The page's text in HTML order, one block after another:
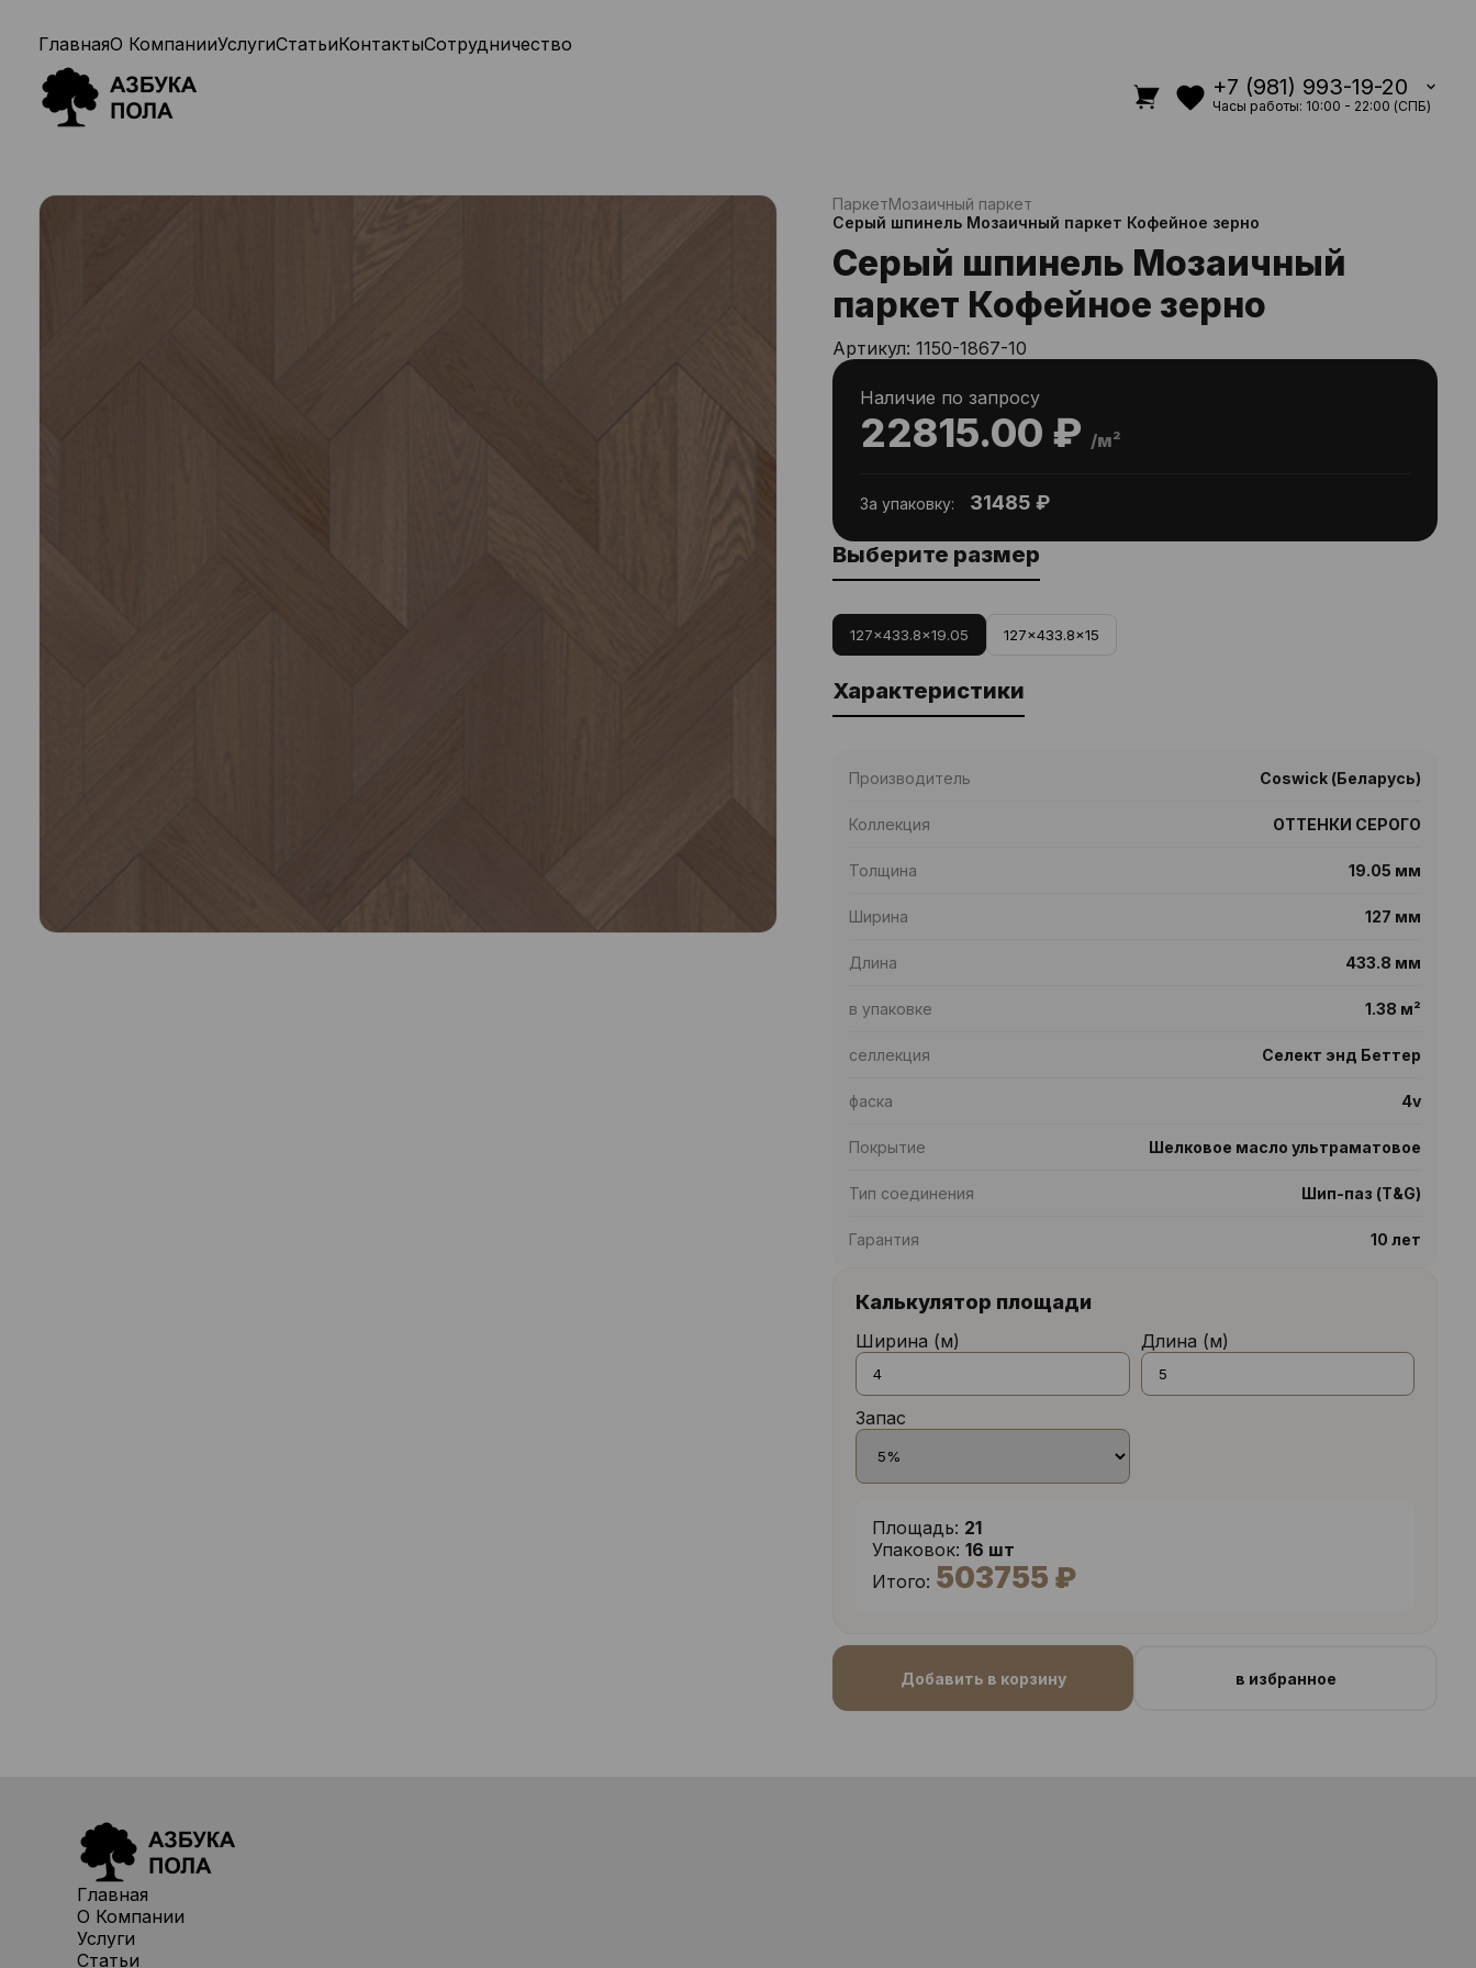
+7 (981) 993-19-20
Часы работы: 10:00 - 22:00 (СПБ)
ГлавнаяО КомпанииУслугиСтатьиКонтактыСотрудничество
ПаркетМозаичный паркет
Серый шпинель Мозаичный паркет Кофейное зерно
Серый шпинель Мозаичный
паркет Кофейное зерно
Артикул:1150-1867-10
22815.00 ₽ /м²
Наличие по запросу
За упаковку: 31485 ₽
Выберите размер
127x433.8x19.05 127x433.8x15
Характеристики
Производитель Coswick (Беларусь)
Коллекция ОТТЕНКИ СЕРОГО
Толщина 19.05 мм
Ширина 127 мм
Длина 433.8 мм
в упаковке 1.38 м²
селлекция Селект энд Беттер
фаска 4v
Покрытие Шелковое масло ультраматовое
Тип соединения Шип-паз (T&G)
Гарантия 10 лет
Калькулятор площади
Ширина (м) Длина (м)
Запас
Площадь: 21
Упаковок: 16 шт
Итого: 503755 ₽
Добавить в корзину в избранное
Главная
О Компании
Услуги
Статьи